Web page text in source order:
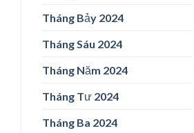
Tháng Bảy 2024
Tháng Sáu 2024
Tháng Năm 2024
Tháng Tư 2024
Tháng Ba 2024